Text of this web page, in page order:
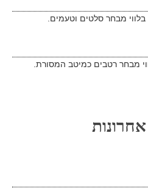
מבחר סלטים וטעמים.
מבחר רטבים כמיטב המסורת.